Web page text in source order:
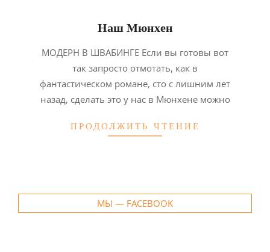
Наш Мюнхен
03-
МОДЕРН В ШВАБИНГЕ Если вы готовы вот
так запросто отмотать, как в
фантастическом романе, сто с лишним лет
назад, сделать это у нас в Мюнхене можно
ПРОДОЛЖИТЬ ЧТЕНИЕ
МЫ — FACEBOOK